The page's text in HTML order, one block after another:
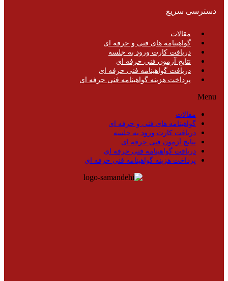
دسترسی سریع
مقالات
گواهینامه های فنی و حرفه ای
دریافت کارت ورود به جلسه
نتایج آزمون فنی حرفه ای
دریافت گواهینامه فنی حرفه ای
پرداخت هزینه گواهینامه فنی حرفه ای
Menu
مقالات
گواهینامه های فنی و حرفه ای
دریافت کارت ورود به جلسه
نتایج آزمون فنی حرفه ای
دریافت گواهینامه فنی حرفه ای
پرداخت هزینه گواهینامه فنی حرفه ای